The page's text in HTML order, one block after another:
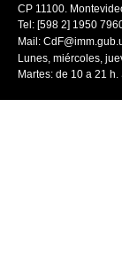
CP 11100.
Tel: [598 2] 1950
Mail:
Lunes, miércoles,
Martes: de 10 a 21